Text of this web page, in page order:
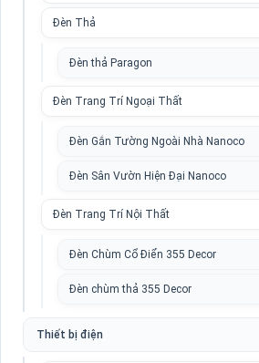
Đèn Thả
Đèn thả Paragon
Đèn Trang Trí Ngoại Thất
Đèn Gắn Tường Ngoài Nhà Nanoco
Đèn Sân Vườn Hiện Đại Nanoco
Đèn Trang Trí Nội Thất
Đèn Chùm Cổ Điển 355 Decor
Đèn chùm thả 355 Decor
Thiết bị điện